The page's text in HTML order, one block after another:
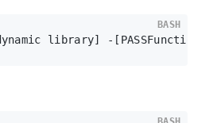
library] -[PASSFunction]
BASH